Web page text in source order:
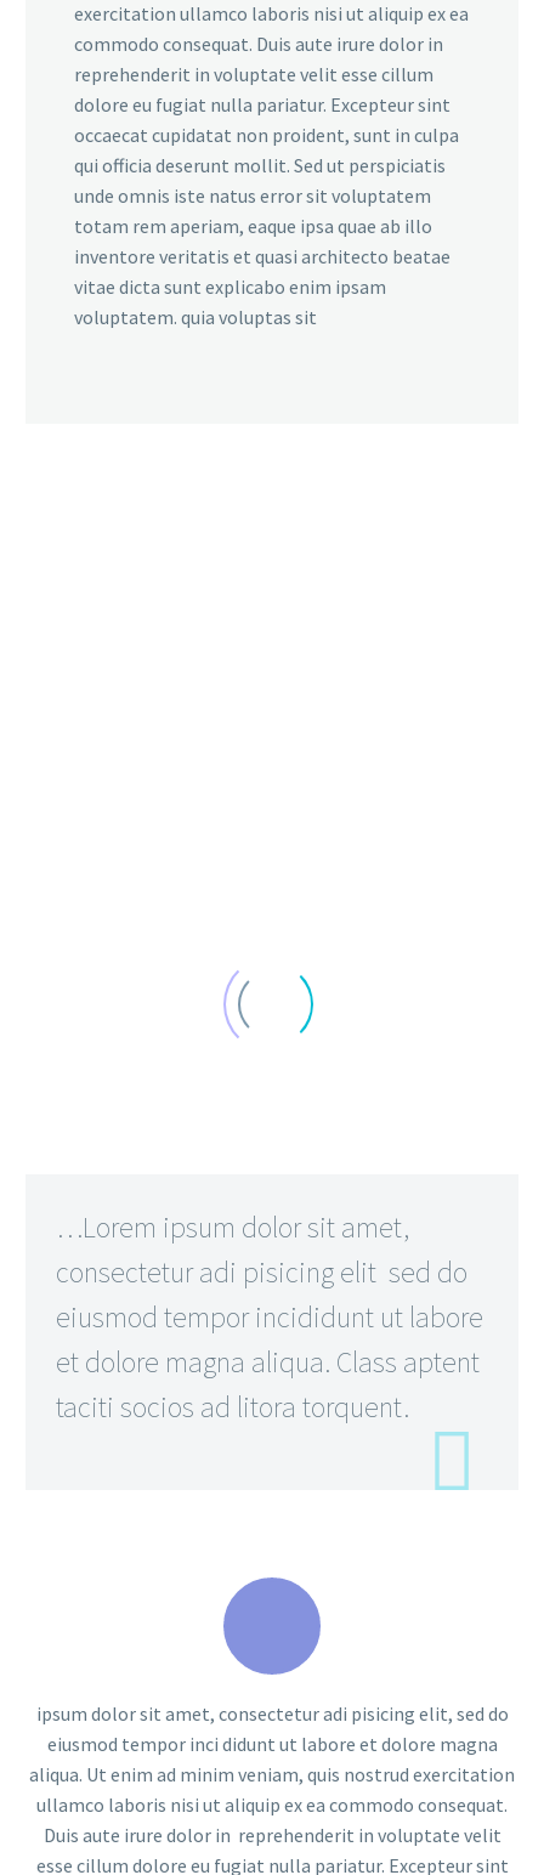
exercitation ullamco laboris nisi ut aliquip ex ea
commodo consequat. Duis aute irure dolor in
reprehenderit in voluptate velit esse cillum
dolore eu fugiat nulla pariatur. Excepteur sint
occaecat cupidatat non proident, sunt in culpa
qui officia deserunt mollit. Sed ut perspiciatis
unde omnis iste natus error sit voluptatem
totam rem aperiam, eaque ipsa quae ab illo
inventore veritatis et quasi architecto beatae
vitae dicta sunt explicabo enim ipsam
voluptatem. quia voluptas sit
…Lorem ipsum dolor sit amet,
consectetur adi pisicing elit sed do
eiusmod tempor incididunt ut labore
et dolore magna aliqua. Class aptent
taciti socios ad litora torquent.
ipsum dolor sit amet, consectetur adi pisicing elit, sed do
eiusmod tempor inci didunt ut labore et dolore magna
aliqua. Ut enim ad minim veniam, quis nostrud exercitation
ullamco laboris nisi ut aliquip ex ea commodo consequat.
Duis aute irure dolor in reprehenderit in voluptate velit
esse cillum dolore eu fugiat nulla pariatur. Excepteur sint